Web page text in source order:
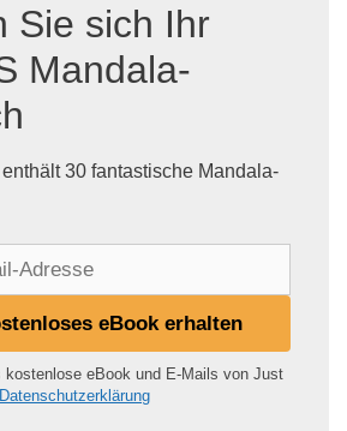
Sie sich Ihr
Mandala-
30 fantastische Mandala-
eBook erhalten
kostenlose eBook und E-Mails von Just
Datenschutzerklärung